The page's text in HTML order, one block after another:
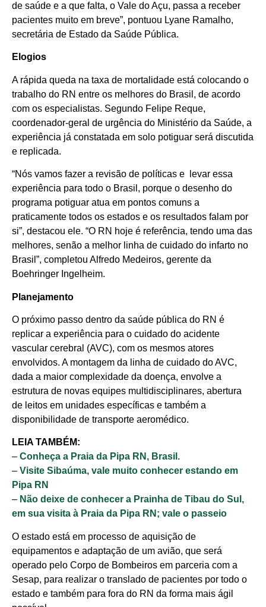
Cotidiano
Comunidade
Acontece no
RN
de saúde e a que falta, o Vale do Açu, passa a receber
pacientes muito em breve”, pontuou Lyane Ramalho,
secretária de Estado da Saúde Pública.
Elogios
A rápida queda na taxa de mortalidade está colocando o
trabalho do RN entre os melhores do Brasil, de acordo
com os especialistas. Segundo Felipe Reque,
coordenador-geral de urgência do Ministério da Saúde, a
experiência já constatada em solo potiguar será discutida
e replicada.
“Nós vamos fazer a revisão de políticas e levar essa
experiência para todo o Brasil, porque o desenho do
programa potiguar atua em pontos comuns a
praticamente todos os estados e os resultados falam por
si”, destacou ele. “O RN hoje é referência, tendo uma das
melhores, senão a melhor linha de cuidado do infarto no
Brasil”, completou Alfredo Medeiros, gerente da
Boehringer Ingelheim.
Planejamento
O próximo passo dentro da saúde pública do RN é
replicar a experiência para o cuidado do acidente
vascular cerebral (AVC), com os mesmos atores
envolvidos. A montagem da linha de cuidado do AVC,
dada a maior complexidade da doença, envolve a
estrutura de novas equipes multidisciplinares, abertura
de leitos em unidades específicas e também a
disponibilidade de transporte aeromédico.
LEIA TAMBÉM:
– Conheça a Praia da Pipa RN, Brasil.
– Visite Sibaúma, vale muito conhecer estando em
Pipa RN
– Não deixe de conhecer a Prainha de Tibau do Sul,
em sua visita à Praia da Pipa RN; vale o passeio
O estado está em processo de aquisição de
equipamentos e adaptação de um avião, que será
operado pelo Corpo de Bombeiros em parceria com a
Sesap, para realizar o translado de pacientes por todo o
estado e também para fora do RN da forma mais ágil